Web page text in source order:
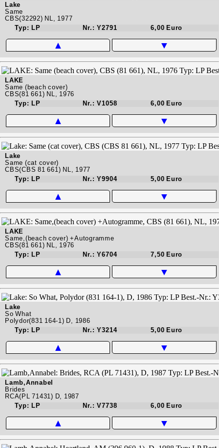
Lake
Same
CBS(32292) NL, 1977
Typ: LP
Nr.: Y2791 6,00 Euro
▲ ▼
LAKE
Same (beach cover)
CBS(81 661) NL, 1976
Typ: LP
Nr.: V1058 6,00 Euro
▲ ▼
Lake
Same (cat cover)
CBS(CBS 81 661) NL, 1977
Typ: LP
Nr.: Y9904 5,00 Euro
▲ ▼
LAKE
Same,(beach cover) +Autogramme
CBS(81 661) NL, 1976
Typ: LP
Nr.: Y6704 7,50 Euro
▲ ▼
Lake
So What
Polydor(831 164-1) D, 1986
Typ: LP
Nr.: Y3214 5,00 Euro
▲ ▼
Lamb,Annabel
Brides
RCA(PL 71431) D, 1987
Typ: LP
Nr.: V7738 6,00 Euro
▲ ▼